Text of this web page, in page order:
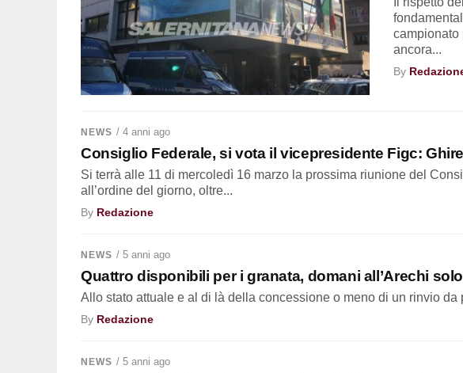
campionato
ancora...
By
NEWS / 4 anni ago
Consiglio Federale, si vota il vicepresidente Figc:
Si terrà alle 11 di mercoledì 16 marzo la prossima riunione del
all’ordine del giorno, oltre...
By Redazione
NEWS / 5 anni ago
Quattro disponibili per i granata, domani all’Arechi
Allo stato attuale e al di là della concessione o meno di un rinvio da
By Redazione
NEWS / 5 anni ago